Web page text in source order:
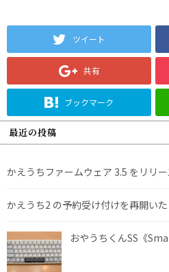
ツイート
共有
ブックマーク
最近の投稿
かえうちファームウェア 3.5 をリリ
かえうち2 の予約受け付けを再開い
おやうちくんSS《